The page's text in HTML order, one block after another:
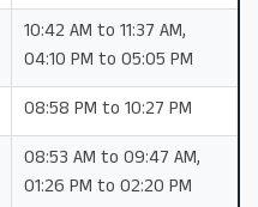
10:42 AM to 11:37 AM,
04:10 PM to 05:05 PM
08:58 PM to 10:27 PM
08:53 AM to 09:47 AM,
01:26 PM to 02:20 PM